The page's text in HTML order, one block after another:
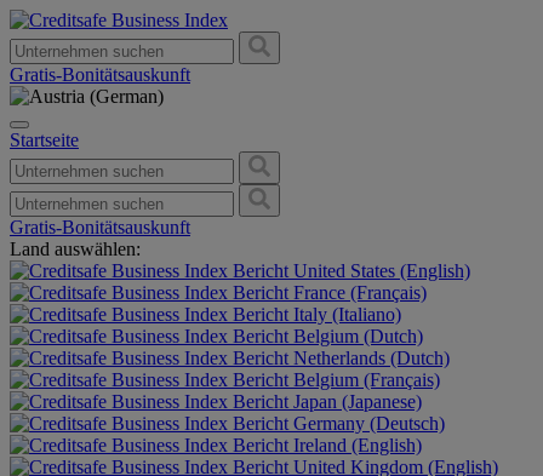
Gratis-Bonitätsauskunft
Startseite
Gratis-Bonitätsauskunft
Land auswählen:
United States (English)
France (Français)
Italy (Italiano)
Belgium (Dutch)
Netherlands (Dutch)
Belgium (Français)
Japan (Japanese)
Germany (Deutsch)
Ireland (English)
United Kingdom (English)